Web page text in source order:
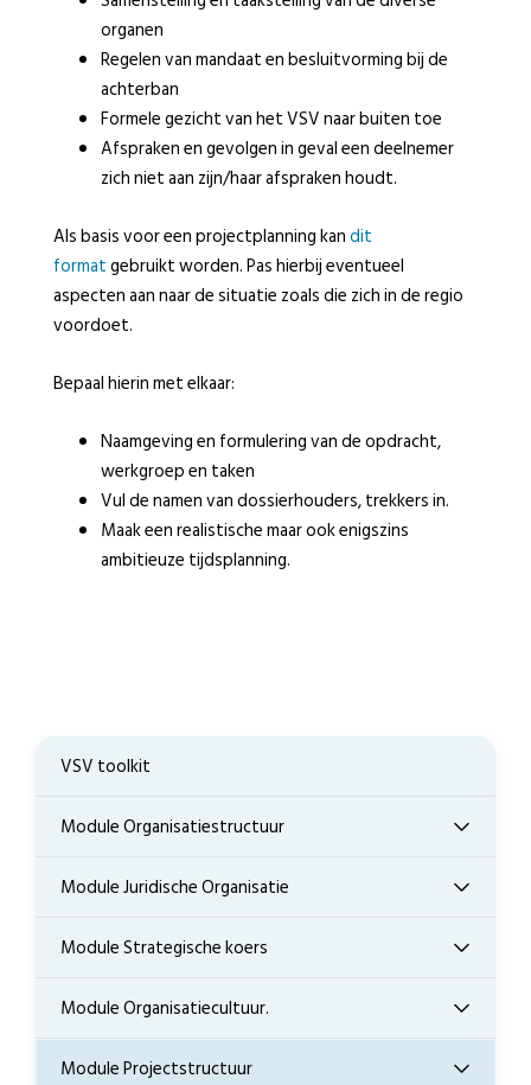
VSV toolkit
Module Organisatiestructuur
Module Juridische Organisatie
Module Strategische koers
Module Organisatiecultuur.
Module Projectstructuur
organen
Regelen van mandaat en besluitvorming bij de
achterban
Formele gezicht van het VSV naar buiten toe
Afspraken en gevolgen in geval een deelnemer
zich niet aan zijn/haar afspraken houdt.
Als basis voor een projectplanning kandit
formatgebruikt worden. Pas hierbij eventueel
aspecten aan naar de situatie zoals die zich in de regio
voordoet.
Bepaal hierin met elkaar:
Naamgeving en formulering van de opdracht,
werkgroep en taken
Vul de namen van dossierhouders, trekkers in.
Maak een realistische maar ook enigszins
ambitieuze tijdsplanning.